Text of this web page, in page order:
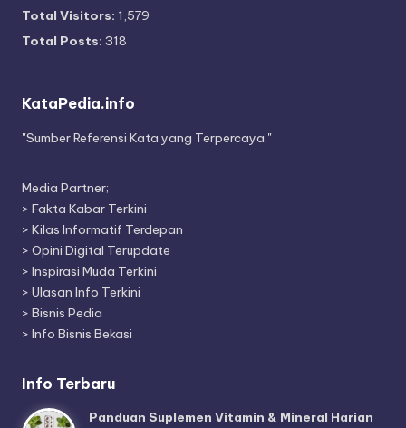
Total Visitors: 1,579
Total Posts: 318
KataPedia.info
"Sumber Referensi Kata yang Terpercaya."
Media Partner;
> Fakta Kabar Terkini
> Kilas Informatif Terdepan
> Opini Digital Terupdate
> Inspirasi Muda Terkini
> Ulasan Info Terkini
> Bisnis Pedia
> Info Bisnis Bekasi
Info Terbaru
Panduan Suplemen Vitamin & Mineral Harian